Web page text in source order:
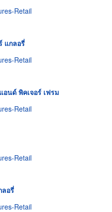
Retail
แกลอรี่
Retail
นด์ พิคเจอร์ เฟรม
Retail
Retail
อรี่
Retail